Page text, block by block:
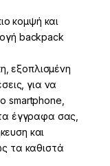
κομψή και
backpack
εξοπλισμένη
για να
smartphone,
έγγραφα σας,
και
τα καθιστά